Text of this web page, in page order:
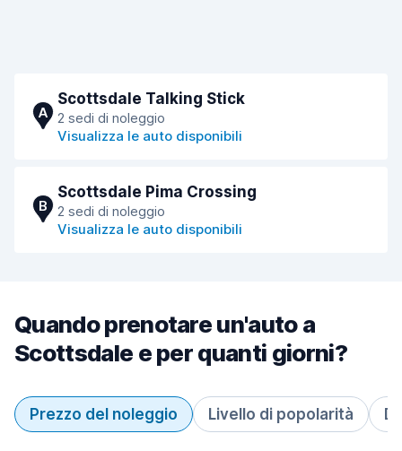
A
Scottsdale Talking Stick
2 sedi di noleggio
Visualizza le auto disponibili
B
Scottsdale Pima Crossing
2 sedi di noleggio
Visualizza le auto disponibili
Quando prenotare un'auto a
Scottsdale e per quanti giorni?
Prezzo del noleggio Livello di popolarità